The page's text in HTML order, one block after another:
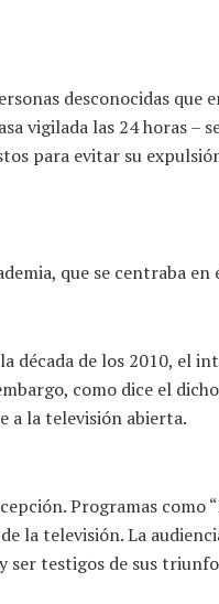
desconocidas que
vigilada las 24 horas –
para evitar su
que se centraba
de los 2010, el
como dice el
a la televisión abierta.
Programas como
la televisión. La
ser testigos de sus